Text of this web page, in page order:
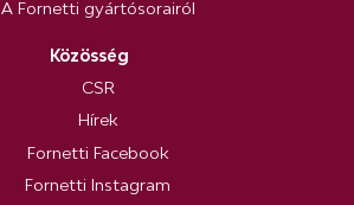
A Fornetti gyártósorairól
Közösség
CSR
Hírek
Fornetti Facebook
Fornetti Instagram